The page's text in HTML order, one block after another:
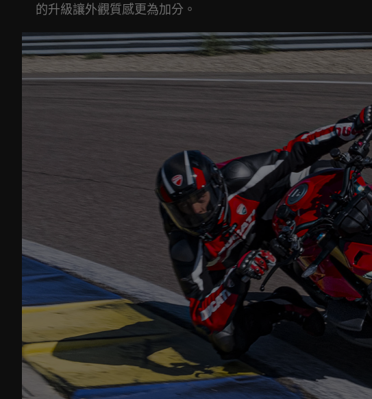
的升級讓外觀質感更為加分。